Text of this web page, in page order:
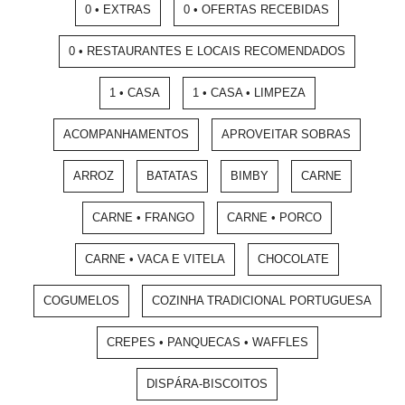
0 • EXTRAS 0 • OFERTAS RECEBIDAS
0 • RESTAURANTES E LOCAIS RECOMENDADOS
1 • CASA 1 • CASA • LIMPEZA
ACOMPANHAMENTOS APROVEITAR SOBRAS
ARROZ BATATAS BIMBY CARNE
CARNE • FRANGO CARNE • PORCO
CARNE • VACA E VITELA CHOCOLATE
COGUMELOS COZINHA TRADICIONAL PORTUGUESA
CREPES • PANQUECAS • WAFFLES
DISPÁRA-BISCOITOS